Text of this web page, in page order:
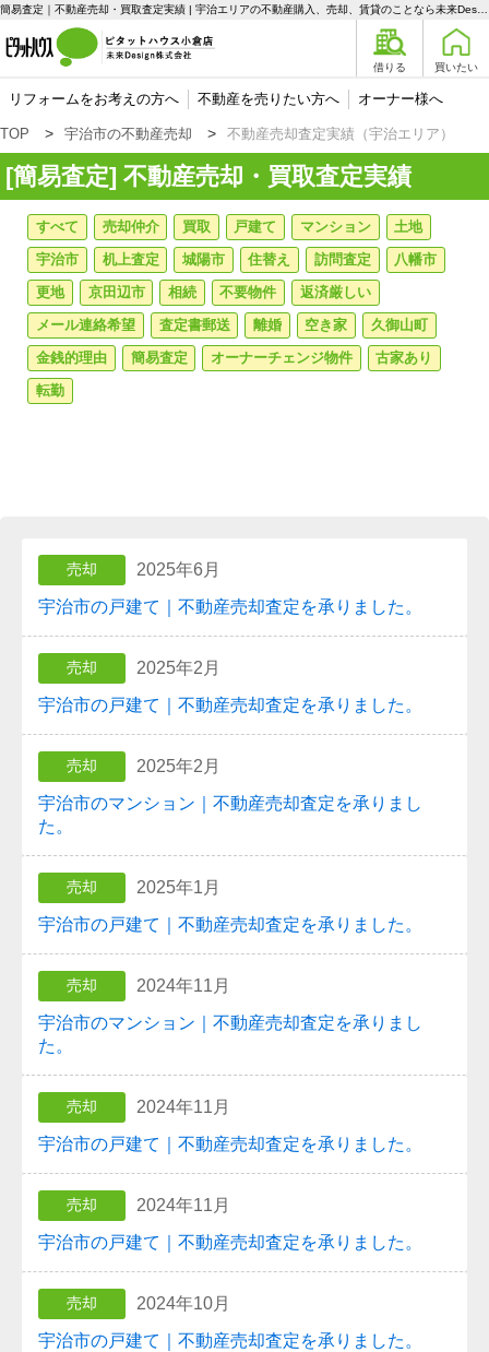
借りる 買いたい
リフォームをお考えの方へ 不動産を売りたい方へ オーナー様へ
TOP 宇治市の不動産売却 不動産売却査定実績（宇治エリア）
[簡易査定] 不動産売却・買取査定実績
すべて 売却仲介 買取 戸建て マンション
土地
宇治市
机上査定 城陽市 住替え 訪問査定
八幡市
更地
京田辺市 相続 不要物件
返済厳しい
メール連絡希望
査定書郵送 離婚 空き家
久御山町
金銭的理由
簡易査定 オーナーチェンジ物件
古家あり
転勤
売却 2025年6月
宇治市の戸建て｜不動産売却査定を承りました。
売却 2025年2月
宇治市の戸建て｜不動産売却査定を承りました。
売却 2025年2月
宇治市のマンション｜不動産売却査定を承りまし
た。
売却 2025年1月
宇治市の戸建て｜不動産売却査定を承りました。
売却 2024年11月
宇治市のマンション｜不動産売却査定を承りまし
た。
売却 2024年11月
宇治市の戸建て｜不動産売却査定を承りました。
売却 2024年11月
宇治市の戸建て｜不動産売却査定を承りました。
売却 2024年10月
宇治市の戸建て｜不動産売却査定を承りました。